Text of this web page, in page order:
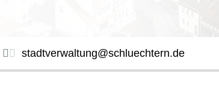
stadtverwaltung@schluechtern.de